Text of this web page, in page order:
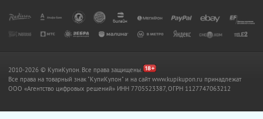
2010-2026 © КупиКупон. Все права защищены.
Все права на товарный знак "КупиКупон" и на сайт www.kupikupon.ru принадлежат
OOO «Агентство цифровых решений» ИНН 7705523387, ОГРН 1127747063212